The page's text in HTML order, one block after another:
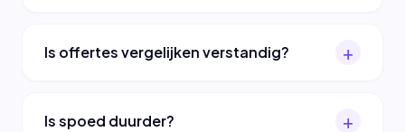
Is offertes vergelijken verstandig?
Is spoed duurder?